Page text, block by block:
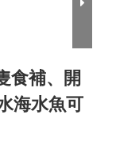
食補、開
海水魚可